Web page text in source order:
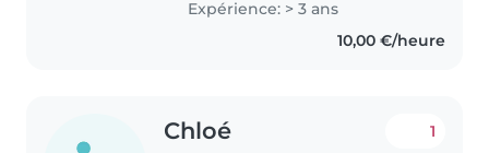
suis attentive aux détails.
Expérience: > 3 ans
10,00 €/heure
Chloé 1